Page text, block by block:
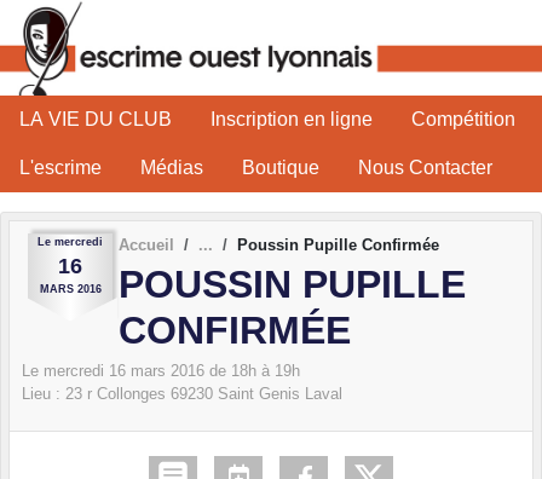
LA VIE DU CLUB Inscription en ligne Compétition
L'escrime Médias Boutique Nous Contacter
Le mercredi
16
MARS 2016
Accueil Poussin Pupille Confirmée
POUSSIN PUPILLE
CONFIRMÉE
Le mercredi 16 mars 2016 de 18h à 19h
Lieu : 23 r Collonges 69230 Saint Genis Laval
Panneau de gestion des cookies